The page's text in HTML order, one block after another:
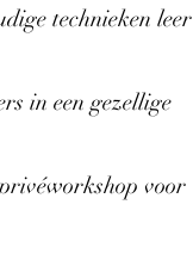
technieken leer
in een gezellige
voor